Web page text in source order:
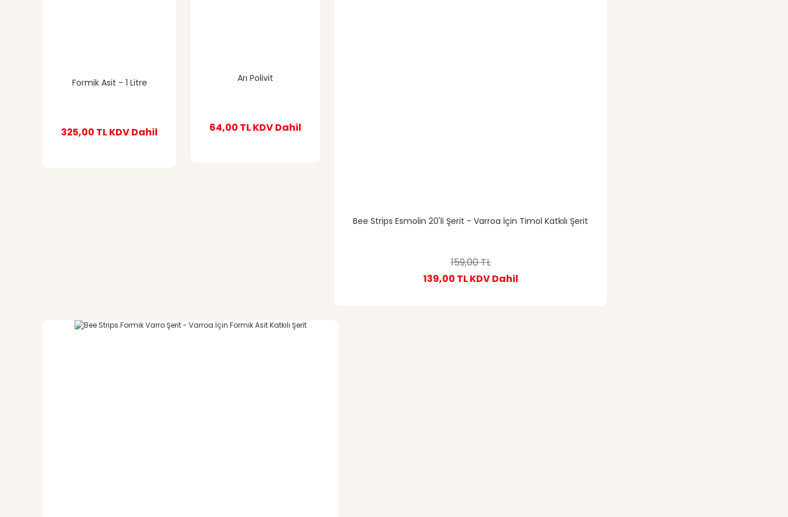
Formik Asit - 1 Litre
325,00 TLKDV Dahil
Arı Polivit
64,00 TLKDV Dahil
Bee Strips Esmolin 20'li Şerit - Varroa İçin Timol Katkılı Şerit
159,00 TL
139,00 TLKDV Dahil